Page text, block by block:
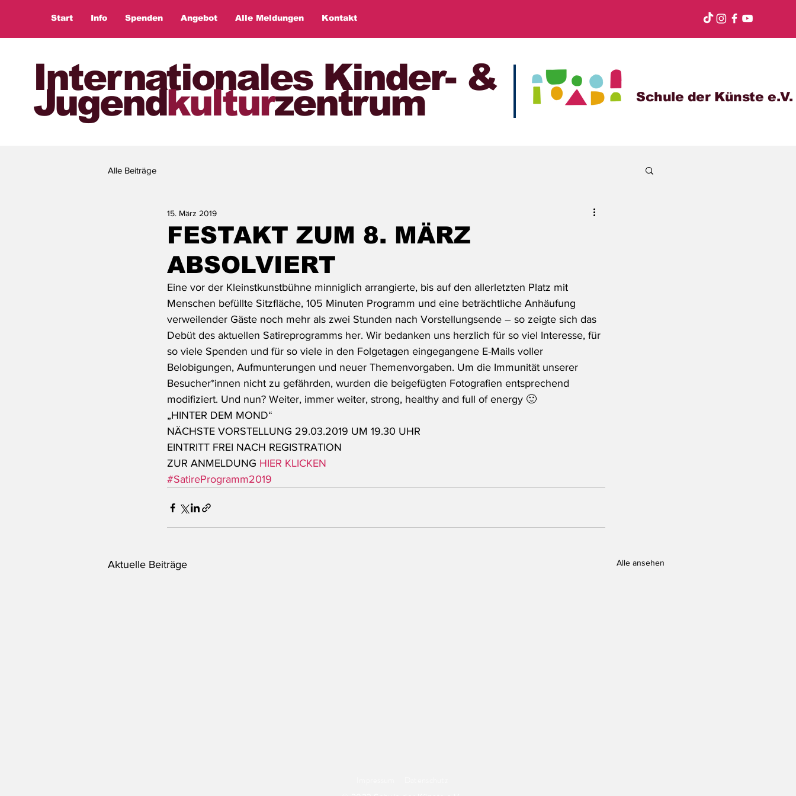
Start Info Spenden Angebot Alle Meldungen Kontakt
Internationales Kinder- &
Jugendkulturzentrum Schule der Künste e.V.
Alle Beiträge
FESTAKT ZUM 8. MÄRZ
ABSOLVIERT
15. März 2019
Eine vor der Kleinstkunstbühne minniglich arrangierte, bis auf den allerletzten Platz mit
Menschen befüllte Sitzfläche, 105 Minuten Programm und eine beträchtliche Anhäufung
verweilender Gäste noch mehr als zwei Stunden nach Vorstellungsende – so zeigte sich das
Debüt des aktuellen Satireprogramms her. Wir bedanken uns herzlich für so viel Interesse, für
so viele Spenden und für so viele in den Folgetagen eingegangene E-Mails voller
Belobigungen, Aufmunterungen und neuer Themenvorgaben. Um die Immunität unserer
Besucher*innen nicht zu gefährden, wurden die beigefügten Fotografien entsprechend
modifiziert. Und nun? Weiter, immer weiter, strong, healthy and full of energy 🙂
„HINTER DEM MOND“
NÄCHSTE VORSTELLUNG 29.03.2019 UM 19.30 UHR
EINTRITT FREI NACH REGISTRATION
ZUR ANMELDUNG HIER KLICKEN
#SatireProgramm2019
Aktuelle Beiträge Alle ansehen